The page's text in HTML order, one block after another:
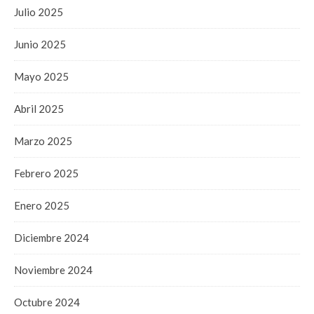
Julio 2025
Junio 2025
Mayo 2025
Abril 2025
Marzo 2025
Febrero 2025
Enero 2025
Diciembre 2024
Noviembre 2024
Octubre 2024